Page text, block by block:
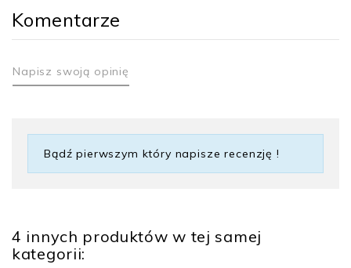
Komentarze
Napisz swoją opinię
Bądź pierwszym który napisze recenzję !
4 innych produktów w tej samej
kategorii: